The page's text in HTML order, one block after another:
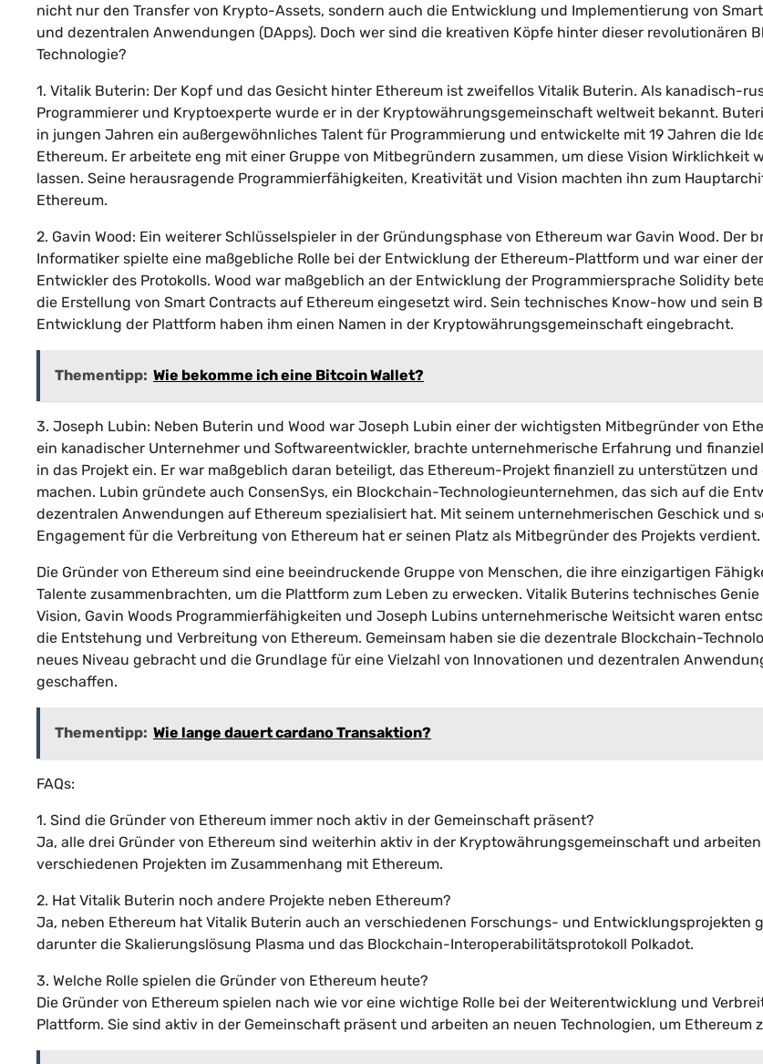
nicht nur den Transfer von Krypto-Assets, sondern auch die Entwicklung und Implementierung von
und dezentralen Anwendungen (DApps). Doch wer sind die kreativen Köpfe hinter dieser revolutionären
Technologie?
1. Vitalik Buterin: Der Kopf und das Gesicht hinter Ethereum ist zweifellos Vitalik Buterin. Als kanadisch-
Programmierer und Kryptoexperte wurde er in der Kryptowährungsgemeinschaft weltweit bekannt.
in jungen Jahren ein außergewöhnliches Talent für Programmierung und entwickelte mit 19 Jahren die
Ethereum. Er arbeitete eng mit einer Gruppe von Mitbegründern zusammen, um diese Vision Wirklichkeit
lassen. Seine herausragende Programmierfähigkeiten, Kreativität und Vision machten ihn zum
Ethereum.
2. Gavin Wood: Ein weiterer Schlüsselspieler in der Gründungsphase von Ethereum war Gavin Wood. Der
Informatiker spielte eine maßgebliche Rolle bei der Entwicklung der Ethereum-Plattform und war einer
Entwickler des Protokolls. Wood war maßgeblich an der Entwicklung der Programmiersprache Solidity
die Erstellung von Smart Contracts auf Ethereum eingesetzt wird. Sein technisches Know-how und sein
Entwicklung der Plattform haben ihm einen Namen in der Kryptowährungsgemeinschaft eingebracht.
Thementipp: Wie bekomme ich eine Bitcoin Wallet?
3. Joseph Lubin: Neben Buterin und Wood war Joseph Lubin einer der wichtigsten Mitbegründer von
ein kanadischer Unternehmer und Softwareentwickler, brachte unternehmerische Erfahrung und
in das Projekt ein. Er war maßgeblich daran beteiligt, das Ethereum-Projekt finanziell zu unterstützen und
machen. Lubin gründete auch ConsenSys, ein Blockchain-Technologieunternehmen, das sich auf die
dezentralen Anwendungen auf Ethereum spezialisiert hat. Mit seinem unternehmerischen Geschick und
Engagement für die Verbreitung von Ethereum hat er seinen Platz als Mitbegründer des Projekts verdient.
Die Gründer von Ethereum sind eine beeindruckende Gruppe von Menschen, die ihre einzigartigen
Talente zusammenbrachten, um die Plattform zum Leben zu erwecken. Vitalik Buterins technisches
Vision, Gavin Woods Programmierfähigkeiten und Joseph Lubins unternehmerische Weitsicht waren
die Entstehung und Verbreitung von Ethereum. Gemeinsam haben sie die dezentrale Blockchain-
neues Niveau gebracht und die Grundlage für eine Vielzahl von Innovationen und dezentralen
geschaffen.
Thementipp: Wie lange dauert cardano Transaktion?
FAQs:
1. Sind die Gründer von Ethereum immer noch aktiv in der Gemeinschaft präsent?
Ja, alle drei Gründer von Ethereum sind weiterhin aktiv in der Kryptowährungsgemeinschaft und arbeiten
verschiedenen Projekten im Zusammenhang mit Ethereum.
2. Hat Vitalik Buterin noch andere Projekte neben Ethereum?
Ja, neben Ethereum hat Vitalik Buterin auch an verschiedenen Forschungs- und Entwicklungsprojekten
darunter die Skalierungslösung Plasma und das Blockchain-Interoperabilitätsprotokoll Polkadot.
3. Welche Rolle spielen die Gründer von Ethereum heute?
Die Gründer von Ethereum spielen nach wie vor eine wichtige Rolle bei der Weiterentwicklung und
Plattform. Sie sind aktiv in der Gemeinschaft präsent und arbeiten an neuen Technologien, um Ethereum